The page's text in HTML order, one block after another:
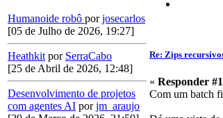
Humanoide robô porjosecarlos
[05 de Julho de 2026, 19:27]
Heathkit por SerraCabo
[25 de Abril de 2026, 12:48]
Desenvolvimento de projetos
com agentes AI porjm_araujo
Re: Zips
« Responder
Com um batch